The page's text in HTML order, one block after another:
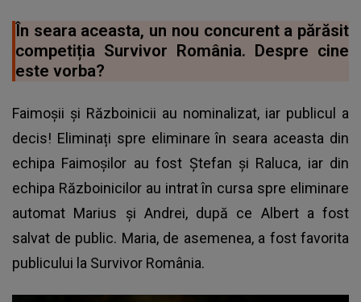
În seara aceasta, un nou concurent a părăsit
competiția Survivor România. Despre cine
este vorba?
Faimoșii și Războinicii au nominalizat, iar publicul a
decis! Eliminați spre eliminare în seara aceasta din
echipa Faimoșilor au fost Ștefan și Raluca, iar din
echipa Războinicilor au intrat în cursa spre eliminare
automat Marius și Andrei, după ce Albert a fost
salvat de public. Maria, de asemenea, a fost favorita
publicului la Survivor România.